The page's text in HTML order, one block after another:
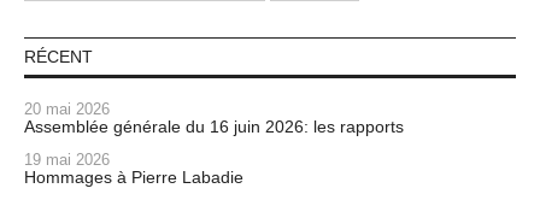
RÉCENT
20 mai 2026
Assemblée générale du 16 juin 2026: les rapports
19 mai 2026
Hommages à Pierre Labadie